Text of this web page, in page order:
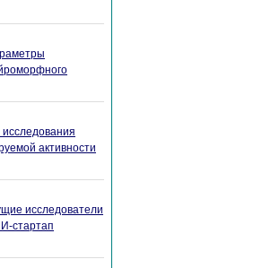
активности
исследователи
стартап